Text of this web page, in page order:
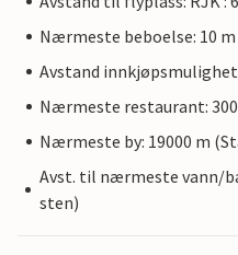
Nærmeste beboelse: 10 m
Avstand
Nærmeste restaurant:
Nærmeste by: 19000 m
Avst. til nærmeste vann/
sten)